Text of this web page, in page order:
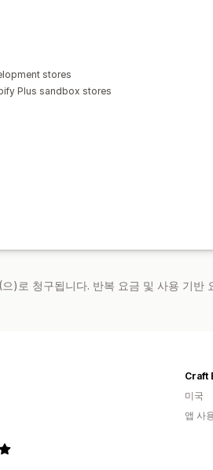
stores
Plus sandbox stores
)로 청구됩니다. 반복 요금 및 사용 기반
Craft
미국
앱 사